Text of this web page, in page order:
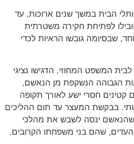
הבית במשך שנים ארוכות, עד
לפתיחת חקירה משטרתית
שבסיומה גובשו הראיות לכדי
המשפט המחוזי, הדגישו נציגי
הגבוהה הנשקפת מן הנאשם,
קטינים חסרי ישע לאורך תקופה
בבקשת המעצר עד תום ההליכים
שהנאשם ינסה לשבש את מהלכי
שהם בני משפחתו הקרובים.